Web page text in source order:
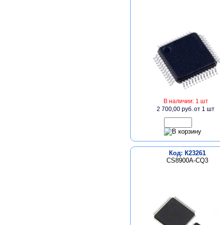
В наличии: 1 шт
2 700,00 руб.от 1 шт
Код: К23261
CS8900A-CQ3